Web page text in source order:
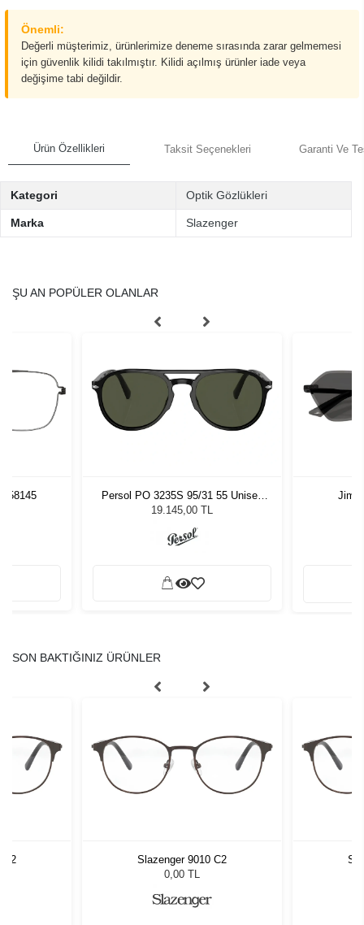
Önemli:
Değerli müşterimiz, ürünlerimize deneme sırasında zarar gelmemesi
için güvenlik kilidi takılmıştır. Kilidi açılmış ürünler iade veya
değişime tabi değildir.
Ürün Özellikleri Taksit Seçenekleri Garanti Ve
Kategori Optik Gözlükleri
Marka Slazenger
ŞU AN POPÜLER OLANLAR
58145
Persol PO 3235S 95/31 55 Unisex
Güneş Gözlüğü
19.145,00 TL
SON BAKTIĞINIZ ÜRÜNLER
C2
Slazenger 9010 C2
0,00 TL